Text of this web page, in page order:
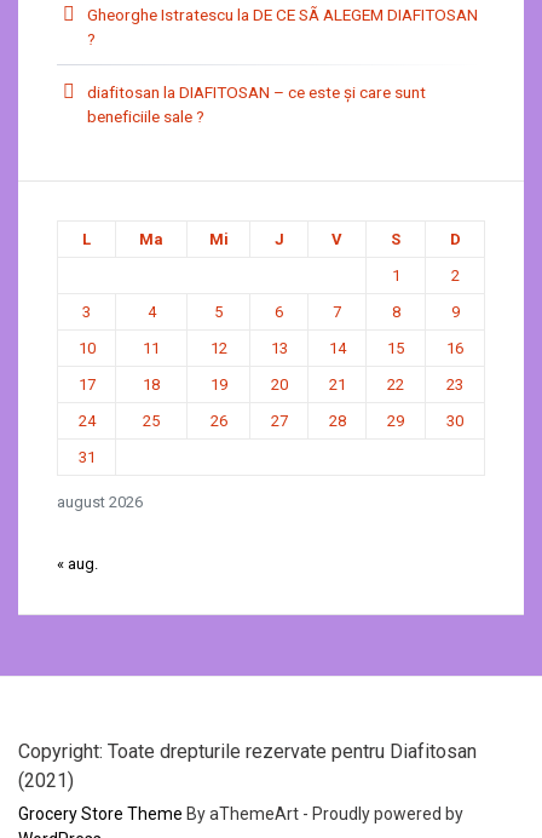
Gheorghe Istratescu la DE CE SÃ ALEGEM DIAFITOSAN
?
diafitosan la DIAFITOSAN – ce este şi care sunt
beneficiile sale ?
august 2026
L Ma Mi J V S
D
1
2
3
4 5 6 7 8
9
10
11 12 13 14 15
16
17
18 19 20 21 22
23
24
25 26 27 28 29
30
31
« aug.
Copyright: Toate drepturile rezervate pentru Diafitosan
(2021)
Grocery Store Theme By aThemeArt - Proudly powered by